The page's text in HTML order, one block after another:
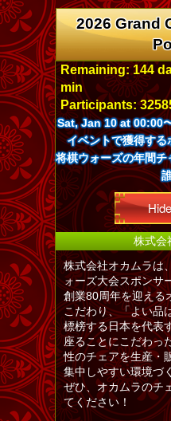
2026 Grand
Remaining: 144
min
Participants:
Sat, Jan 10 at 00:00
イベントで獲得する
将棋ウォーズの年間
株式会
株式会社オカムラは
ォーズ大会スポンサ
創業80周年を迎える
こだわり、「よい品
標榜する日本を代表
座ることにこだわっ
性のチェアを生産・
集中しやすい環境づ
ぜひ、オカムラのチ
てください！